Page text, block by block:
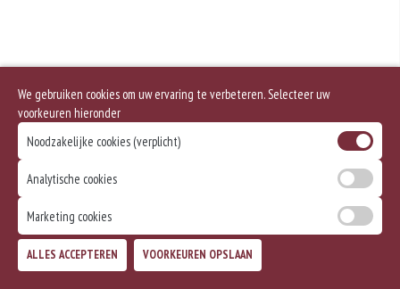
We gebruiken cookies om uw ervaring te verbeteren. Selecteer uw
voorkeuren hieronder
Noodzakelijke cookies (verplicht)
Analytische cookies
Marketing cookies
ALLES ACCEPTEREN VOORKEUREN OPSLAAN